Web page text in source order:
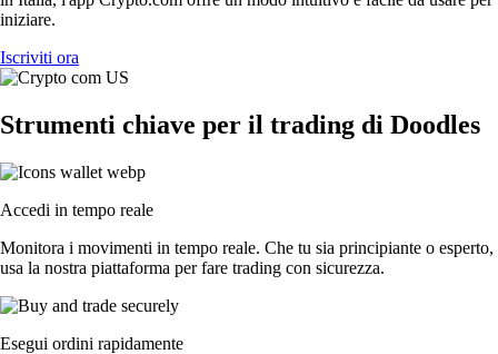
iniziare.
Iscriviti ora
Strumenti chiave per il trading di Doodles
Accedi in tempo reale
Monitora i movimenti in tempo reale. Che tu sia principiante o esperto,
usa la nostra piattaforma per fare trading con sicurezza.
Esegui ordini rapidamente